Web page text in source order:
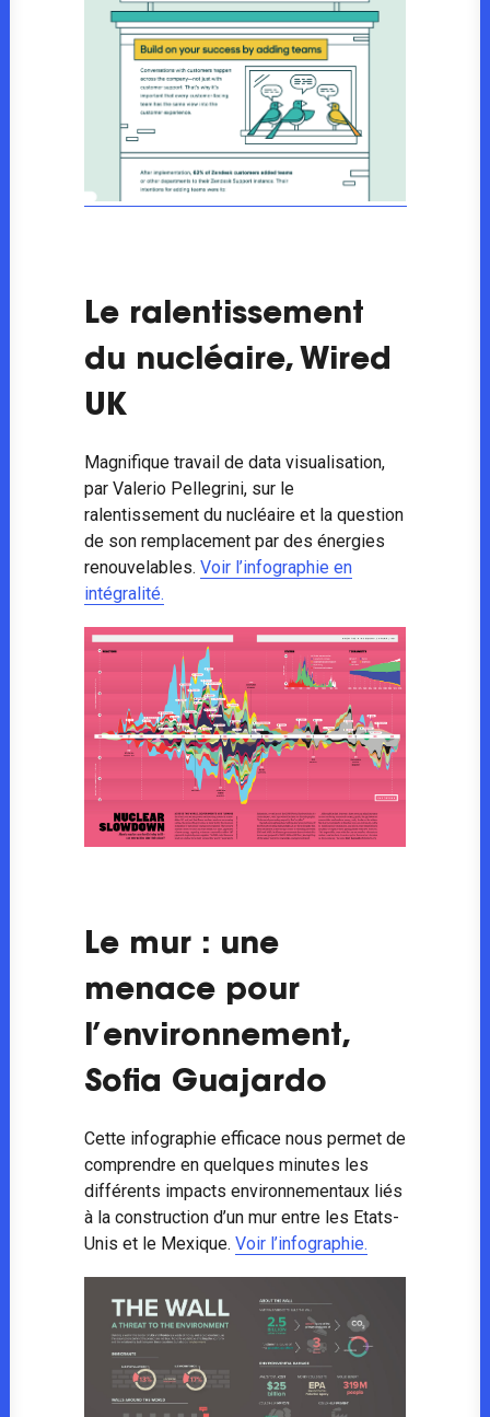
Le ralentissement
du nucléaire, Wired
UK
Magnifique travail de data visualisation,
par Valerio Pellegrini, sur le
ralentissement du nucléaire et la question
de son remplacement par des énergies
renouvelables. Voir l’infographie en
intégralité.
Le mur : une
menace pour
l’environnement,
Sofia Guajardo
Cette infographie efficace nous permet de
comprendre en quelques minutes les
différents impacts environnementaux liés
à la construction d’un mur entre les Etats-
Unis et le Mexique. Voir l’infographie.